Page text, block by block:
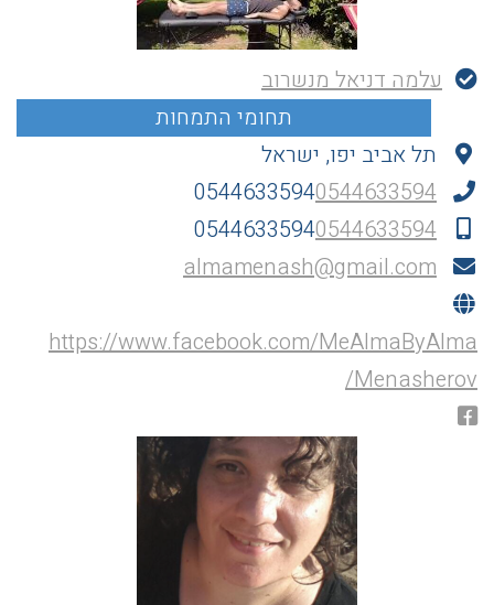
עלמה דניאל מנשרוב
תל אביב יפו, ישראל
05446335940544633594
05446335940544633594
almamenash@gmail.com
https://www.facebook.com/MeAlmaByAlma
Menasherov/